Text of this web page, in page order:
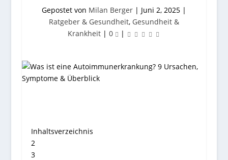
Gepostet von Milan Berger| Juni 2, 2025|
Ratgeber & Gesundheit, Gesundheit &
Krankheit| 0 |
Inhaltsverzeichnis
2
3